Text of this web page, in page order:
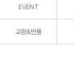
EVENT
교환&반품